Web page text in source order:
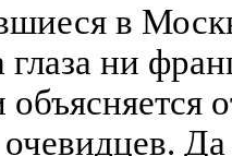
в
глаза ни